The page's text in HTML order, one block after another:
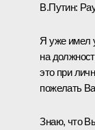
В.Путин:
Я уже имел
на
это при
пожелать
Знаю, что